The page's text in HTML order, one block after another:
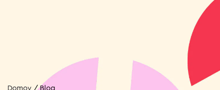
Domov /Blog